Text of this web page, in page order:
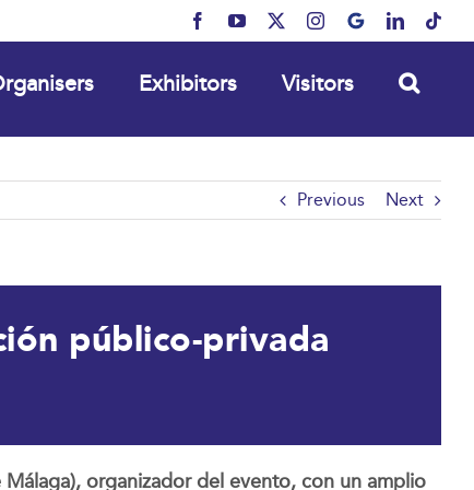
FacebookYouTube Instagram
MyBusinessLinkedIn
Exhibitors Visitors
Previous Next
público-privada
organizador del evento, con un amplio